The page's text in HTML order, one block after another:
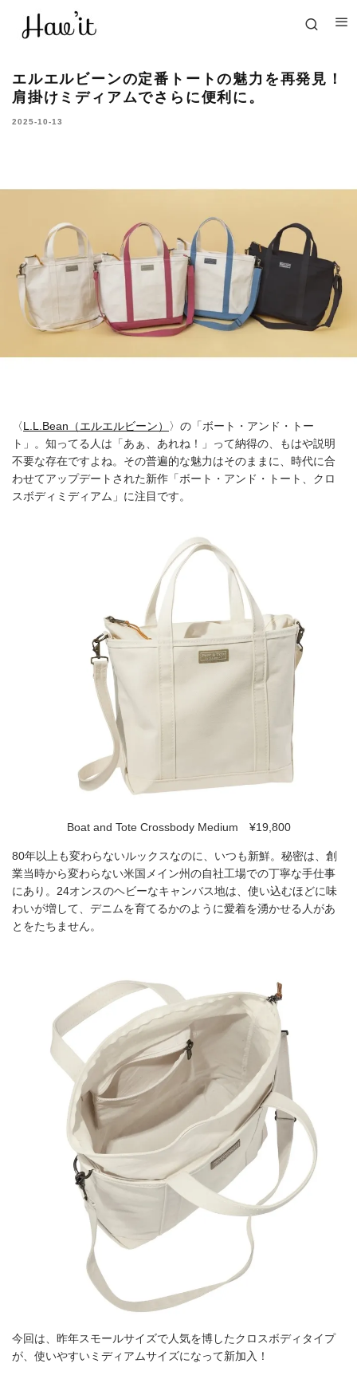
エルエルビーンの定番トートの魅力を再発見！
肩掛けミディアムでさらに便利に。
2025-10-13
〈L.L.Bean（エルエルビーン）
〉の「ボート・アンド・トー
ト」。知ってる人は「あぁ、あれね！」って納得の、もはや説明
不要な存在ですよね。その普遍的な魅力はそのままに、時代に合
わせてアップデートされた新作「ボート・アンド・トート、クロ
スボディミディアム」に注目です。
Boat and Tote Crossbody Medium ¥19,800
80年以上も変わらないルックスなのに、いつも新鮮。秘密は、創
業当時から変わらない米国メイン州の自社工場での丁寧な手仕事
にあり。24オンスのヘビーなキャンバス地は、使い込むほどに味
わいが増して、デニムを育てるかのように愛着を湧かせる人があ
とをたちません。
今回は、昨年スモールサイズで人気を博したクロスボディタイプ
が、使いやすいミディアムサイズになって新加入！